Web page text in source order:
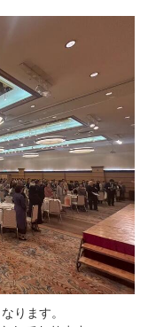
ります。